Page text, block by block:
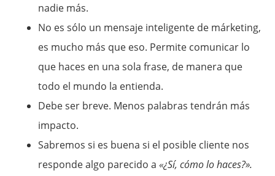
nadie más.
No es sólo un mensaje inteligente de márketing,
es mucho más que eso. Permite comunicar lo
que haces en una sola frase, de manera que
todo el mundo la entienda.
Debe ser breve. Menos palabras tendrán más
impacto.
Sabremos si es buena si el posible cliente nos
responde algo parecido a«¿Sí, cómo lo haces?».